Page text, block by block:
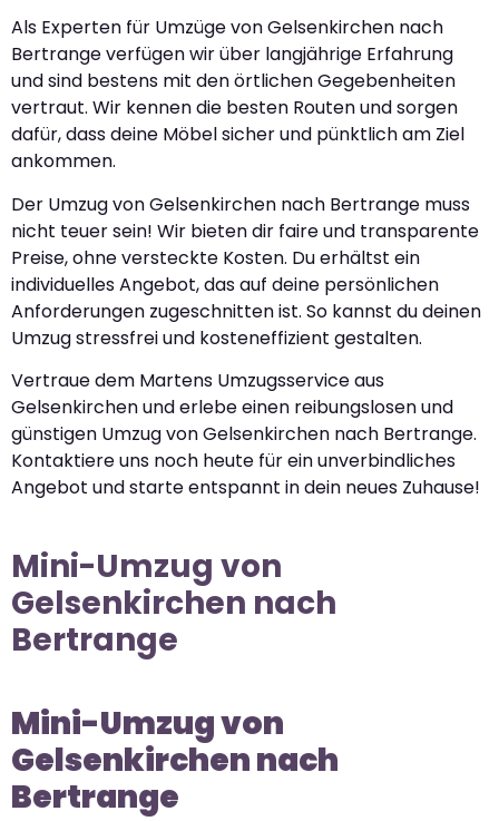
Als Experten für Umzüge von Gelsenkirchen nach
Bertrange verfügen wir über langjährige Erfahrung
und sind bestens mit den örtlichen Gegebenheiten
vertraut. Wir kennen die besten Routen und sorgen
dafür, dass deine Möbel sicher und pünktlich am Ziel
ankommen.
Der Umzug von Gelsenkirchen nach Bertrange muss
nicht teuer sein! Wir bieten dir faire und transparente
Preise, ohne versteckte Kosten. Du erhältst ein
individuelles Angebot, das auf deine persönlichen
Anforderungen zugeschnitten ist. So kannst du deinen
Umzug stressfrei und kosteneffizient gestalten.
Vertraue dem Martens Umzugsservice aus
Gelsenkirchen und erlebe einen reibungslosen und
günstigen Umzug von Gelsenkirchen nach Bertrange.
Kontaktiere uns noch heute für ein unverbindliches
Angebot und starte entspannt in dein neues Zuhause!
Mini-Umzug von
Gelsenkirchen nach
Bertrange
Mini-Umzug von
Gelsenkirchen nach
Bertrange